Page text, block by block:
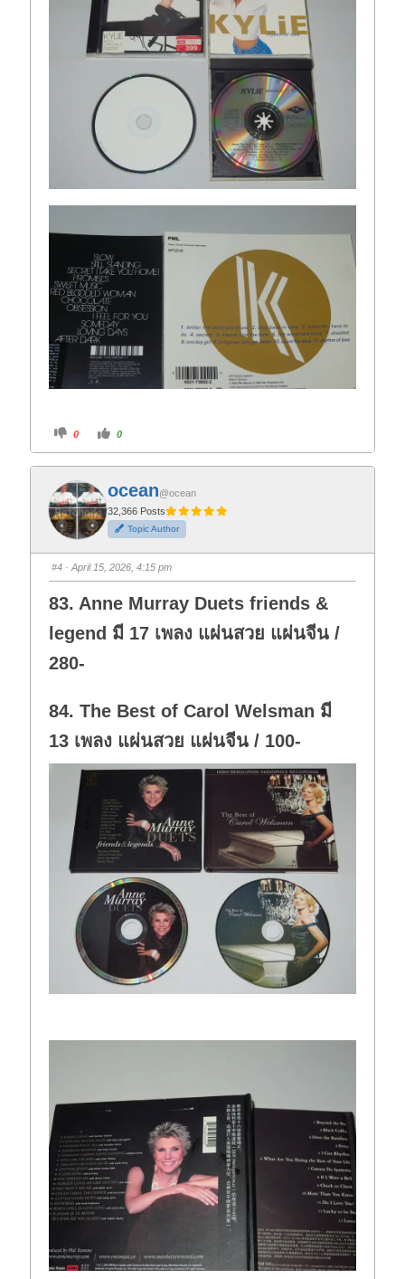
C
i
k
f
o
r
t
h
u
m
d
o
n
.
0
C
i
k
o
r
t
h
u
m
u
p
0
ocean@ocean
32,366 Posts
Topic Author
#4 · April 15, 2026, 4:15 pm
83. Anne Murray Duets friends &
legend มี 17 เพลง แผ่นสวย แผ่นจีน /
280-
84. The Best of Carol Welsman มี
13 เพลง แผ่นสวย แผ่นจีน / 100-